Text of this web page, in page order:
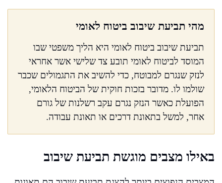
מהי תביעת שיבוב ביטוח לאומי
תביעת שיבוב ביטוח לאומי היא הליך משפטי שבו
המוסד לביטוח לאומי תובע צד שלישי אשר אחראי
לנזק שנגרם למבוטח, כדי להשיב את התגמולים שכבר
שולמו לו. מדובר בזכות חוקית של הביטוח הלאומי,
הפועלת כאשר הנזק נגרם עקב רשלנות של גורם
אחר, למשל בתאונת דרכים או תאונת עבודה.
באילו מצבים מוגשת תביעת שיבוב